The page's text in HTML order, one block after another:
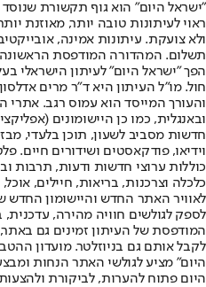
"ישראל היום" הוא גוף תקשורת
ראוי לעיתונות טובה יותר, מאוזנת
ולא צועקת. עיתונות אמינה,
הפך "ישראל היום" לעיתון הישראלי
חול. מו"ל העיתון היא ד"ר מרים
והעורך המייסד הוא עמוס רגב. אתרי
חדשות מסביב לשעון, תוכן בלעדי,
וידיאו, פודקאסטים ושידורים חיים.
כוללות ערוצי חדשות ודעות, תרבות
לאוויר האתר החדש והיישומון
לספק לגולשים חוויה מהירה,
המודפסת של העיתון זמינים גם
לקבל אותם גם בניוזלטר. מועדון
היום" מציע לגולשי האתר הנחות
היום פתוח להערות, לביקורת